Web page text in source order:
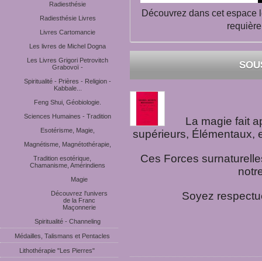
Radiesthésie
Radiesthésie Livres
Livres Cartomancie
Les livres de Michel Dogna
Les Livres Grigori Petrovitch
Grabovoï -
Spiritualité - Prières - Religion -
Kabbale...
Feng Shui, Géobiologie.
Sciences Humaines - Tradition
Esotérisme, Magie,
Magnétisme, Magnétothérapie,
Tradition esotérique,
Chamanisme, Amérindiens
Magie
Découvrez l'univers
de la Franc
Maçonnerie
Spiritualité - Channeling
Médailles, Talismans et Pentacles
Lithothérapie "Les Pierres"
Découvrez dans cet espace
La magie fait
supérieurs, Élémentaux,
Ces Forces
Soyez